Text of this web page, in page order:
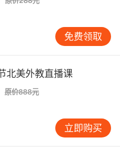
法，而且对英语学习保
是，他的母语发展完全
表达清晰流畅。 另一个例
动。老师设计了一个“水
用英语说出水果名称，进
情境式学习不仅让孩子
，还锻炼了他们的社交
合幼儿认知特点的教学
的目的，又促进了孩子
担心孩子学习压力太大，
确的英语启蒙不是增加
趣的方式激发他们的学
免费领取
北美外教直播课
原价888元
立即购买